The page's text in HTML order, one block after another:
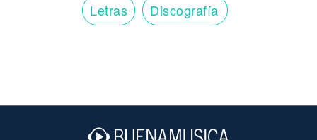
Letras Discografía